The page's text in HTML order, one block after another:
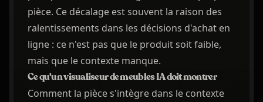
pièce. Ce décalage est souvent la raison des
ralentissements dans les décisions d'achat en
ligne : ce n'est pas que le produit soit faible,
mais que le contexte manque.
Ce qu'un visualiseur de meubles IA doit montrer
Comment la pièce s'intègre dans le contexte